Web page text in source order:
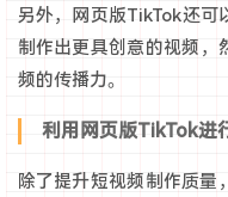
另外，网页版TikTok还可
制作出更具创意的视频，
频的传播力。
利用网页版TikTok进
除了提升短视频制作质